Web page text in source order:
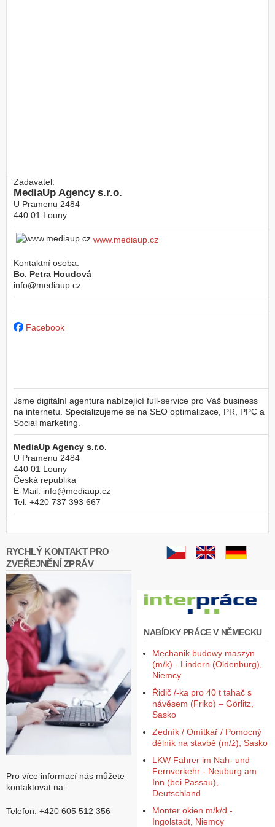
Zadavatel:
MediaUp Agency s.r.o.
U Pramenu 2484
440 01 Louny
www.mediaup.cz
Kontaktní osoba:
Bc. Petra Houdová
info@mediaup.cz
Facebook
Jsme digitální agentura nabízející full-service pro Váš business
na internetu. Specializujeme se na SEO optimalizace, PR, PPC a
Social marketing.
MediaUp Agency s.r.o.
U Pramenu 2484
440 01 Louny
Česká republika
E-Mail: info@mediaup.cz
Tel: +420 737 393 667
RYCHLÝ KONTAKT PRO
ZVEŘEJNĚNÍ ZPRÁV
Pro více informací nás můžete
kontaktovat na:
Telefon: +420 605 512 356
NABÍDKY PRÁCE V NĚMECKU
Mechanik budowy maszyn
(m/k) - Lindern (Oldenburg),
Niemcy
Řidič /-ka pro 40 t tahač s
návěsem (Friko) – Görlitz,
Sasko
Zedník / Omítkář / Pomocný
dělník na stavbě (m/ž), Sasko
LKW Fahrer im Nah- und
Fernverkehr - Neuburg am
Inn (bei Passau),
Deutschland
Monter okien m/k/d -
Ingolstadt, Niemcy